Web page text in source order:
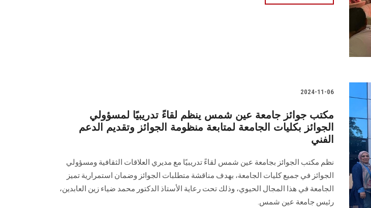
2024-11-06
مكتب جوائز جامعة عين شمس ينظم لقاءً تدريبيًا لمسؤولي
الجوائز بكليات الجامعة لمتابعة منظومة الجوائز وتقديم الدعم
الفني
نظم مكتب الجوائز بجامعة عين شمس لقاءً تدريبيًا مع مديري العلاقات الثقافية ومسؤولي
الجوائز في جميع كليات الجامعة، بهدف مناقشة متطلبات الجوائز وضمان استمرارية تميز
الجامعة في هذا المجال الحيوي، وذلك تحت رعاية الأستاذ الدكتور محمد ضياء زين العابدين،
رئيس جامعة عين شمس.